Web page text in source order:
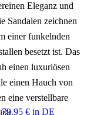
Eleganz und
Sandalen zeichnen
einer funkelnden
besetzt ist. Das
einen luxuriösen
einen Hauch von
eine verstellbare
79,95 € in DE